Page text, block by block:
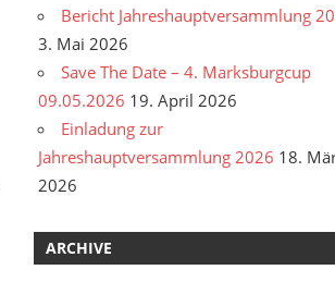
Bericht Jahreshauptversammlung
3. Mai 2026
Save The Date – 4. Marksburgcup
09.05.2026 19. April 2026
Einladung zur
Jahreshauptversammlung 2026 18.
2026
ARCHIVE